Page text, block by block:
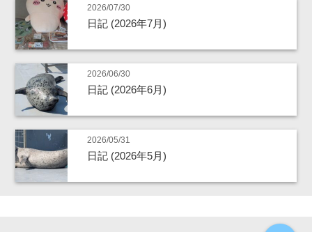
2026/07/30
日記 (2026年7月)
2026/06/30
日記 (2026年6月)
2026/05/31
日記 (2026年5月)